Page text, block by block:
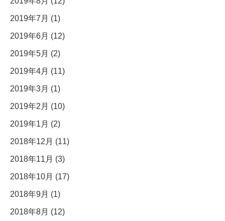
2019年7月 (1)
2019年6月 (12)
2019年5月 (2)
2019年4月 (11)
2019年3月 (1)
2019年2月 (10)
2019年1月 (2)
2018年12月 (11)
2018年11月 (3)
2018年10月 (17)
2018年9月 (1)
2018年8月 (12)